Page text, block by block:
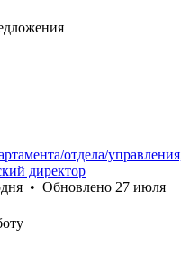
отдела/
директор
• Обновлено 27 июля